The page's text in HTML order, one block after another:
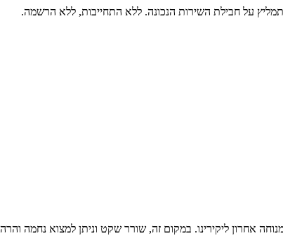
על חבילת השירות הנכונה. ללא התחייבות, ללא הרשמה.
אחרון ליקירינו. במקום זה, שורר שקט וניתן למצוא נחמה